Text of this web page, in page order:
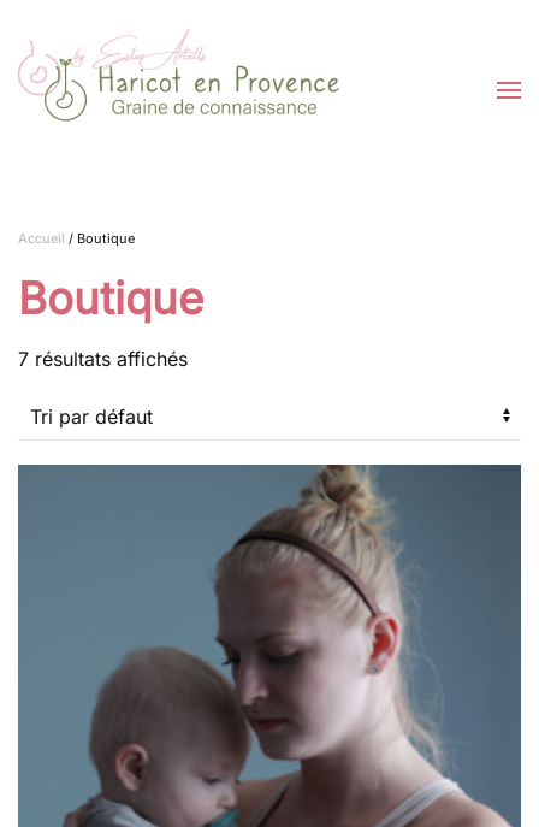
Passer au contenu principal
Accueil / Boutique
Boutique
7 résultats affichés